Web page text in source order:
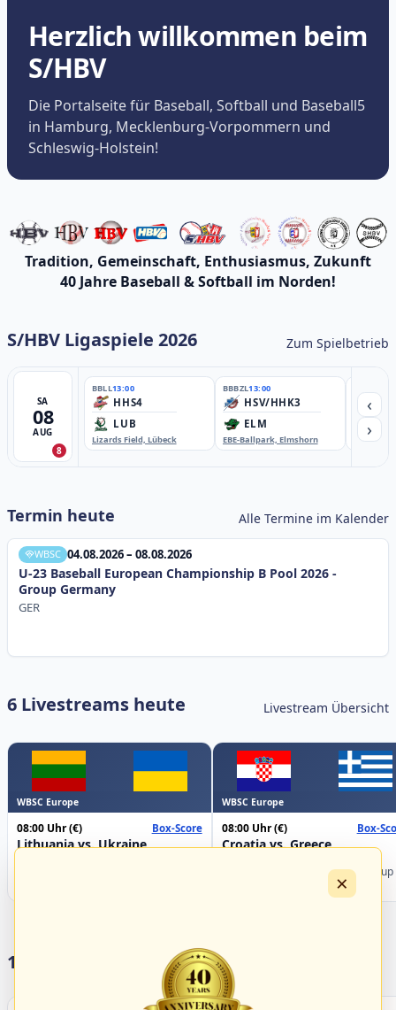
Herzlich willkommen beim
S/HBV
Die Portalseite für Baseball, Softball und Baseball5
in Hamburg, Mecklenburg-Vorpommern und
Schleswig-Holstein!
Tradition, Gemeinschaft, Enthusiasmus, Zukunft
40 Jahre Baseball & Softball im Norden!
S/HBV Ligaspiele 2026 Zum Spielbetrieb
SA
08
AUG
8
BBLL13:00
HHS4
LUB
Lizards Field, Lübeck
BBBZL13:00
HSV/HHK3
ELM
EBE-Ballpark, Elmshorn
‹
›
Termin heute Alle Termine im Kalender
WBSC 04.08.2026 – 08.08.2026
U-23 Baseball European Championship B Pool 2026 -
Group Germany
GER
6 Livestreams heute Livestream Übersicht
WBSC Europe
08:00 Uhr(€) Box-Score
Lithuania vs. Ukraine
WBSC Europe
08:00 Uhr(€) Box-
Croatia vs. Greece
Championship B Pool 2026 - Group
17 Vereine im S/HBV
×